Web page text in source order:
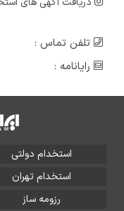
تلفن تماس :
رایانامه :
استخدام دولتی
استخدام تهران
رزومه ساز